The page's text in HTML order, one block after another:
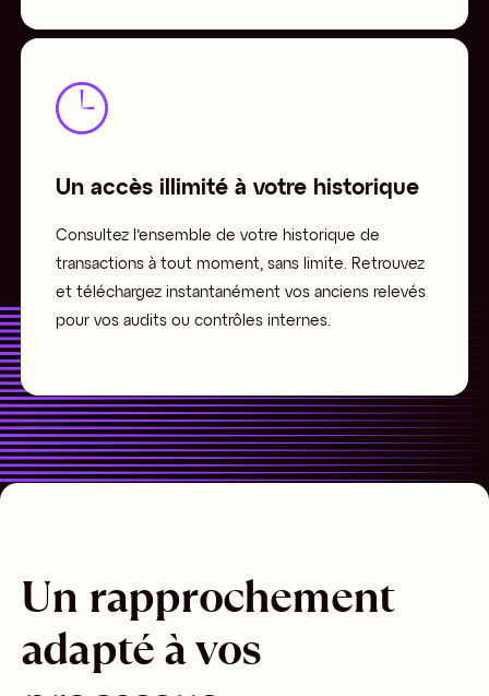
Un accès illimité à votre historique
Consultez l’ensemble de votre historique de
transactions à tout moment, sans limite. Retrouvez
et téléchargez instantanément vos anciens relevés
pour vos audits ou contrôles internes.
Un rapprochement
adapté à vos